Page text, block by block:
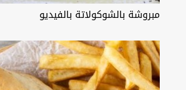
مبروشة بالشوكولاتة بالفيديو